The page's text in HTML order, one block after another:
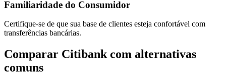
Familiaridade do Consumidor
Certifique-se de que sua base de clientes esteja confortável com
transferências bancárias.
Comparar Citibank com alternativas
comuns